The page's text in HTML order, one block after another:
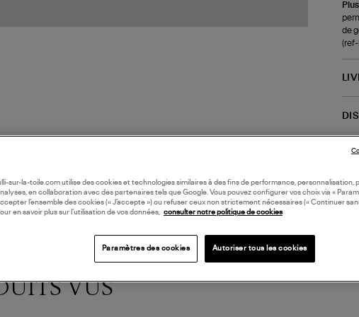
de
(ref-
VUS
sur-la-toile.com utilise des cookies et technologies similaires à des fins de performance, personnalisation,
en collaboration avec des partenaires tels que Google. Vous pouvez configurer vos choix via «
l’ensemble des cookies (« J’accepte ») ou refuser ceux non strictement nécessaires (« Continuer
en savoir plus sur l’utilisation de vos données,
consulter notre politique de cookies
Paramètres des cookies Autoriser tous les cookies